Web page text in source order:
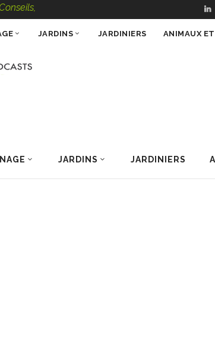
Podcasts – 100 % Nature
JARDINS JARDINIERS
JARDINS JARDINIERS ANIMAUX